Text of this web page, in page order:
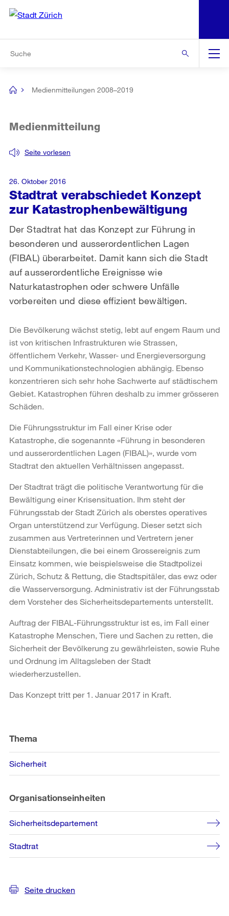
Navigation
[no
Medienmitteilungen 2008–2019
Stadtrat verabschiedet Konzept
zur Katastrophenbewältigung
Seite vorlesen
Medienmitteilung
Der Stadtrat hat das Konzept zur Führung in
besonderen und ausserordentlichen Lagen
(FIBAL) überarbeitet. Damit kann sich die Stadt
auf ausserordentliche Ereignisse wie
Naturkatastrophen oder schwere Unfälle
vorbereiten und diese effizient bewältigen.
26. Oktober 2016
Die Bevölkerung wächst stetig, lebt auf engem Raum und
ist von kritischen Infrastrukturen wie Strassen,
öffentlichem Verkehr, Wasser- und Energieversorgung
und Kommunikationstechnologien abhängig. Ebenso
konzentrieren sich sehr hohe Sachwerte auf städtischem
Gebiet. Katastrophen führen deshalb zu immer grösseren
Schäden.
Die Führungsstruktur im Fall einer Krise oder
Katastrophe, die sogenannte «Führung in besonderen
und ausserordentlichen Lagen (FIBAL)», wurde vom
Stadtrat den aktuellen Verhältnissen angepasst.
Der Stadtrat trägt die politische Verantwortung für die
Bewältigung einer Krisensituation. Ihm steht der
Führungsstab der Stadt Zürich als oberstes operatives
Organ unterstützend zur Verfügung. Dieser setzt sich
zusammen aus Vertreterinnen und Vertretern jener
Dienstabteilungen, die bei einem Grossereignis zum
Einsatz kommen, wie beispielsweise die Stadtpolizei
Zürich, Schutz & Rettung, die Stadtspitäler, das ewz oder
die Wasserversorgung. Administrativ ist der Führungsstab
dem Vorsteher des Sicherheitsdepartements unterstellt.
Auftrag der FIBAL-Führungsstruktur ist es, im Fall einer
Katastrophe Menschen, Tiere und Sachen zu retten, die
Sicherheit der Bevölkerung zu gewährleisten, sowie Ruhe
und Ordnung im Alltagsleben der Stadt
wiederherzustellen.
Das Konzept tritt per 1. Januar 2017 in Kraft.
Informationen
Thema
Sicherheit
Organisationseinheiten
Sicherheitsdepartement
Stadtrat
Seite drucken